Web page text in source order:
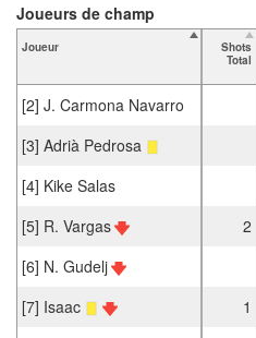
Joueur
Shots
Total
[2] J. Carmona Navarro
[3] Adrià Pedrosa
[4] Kike Salas
[5] R. Vargas
2
[6] N. Gudelj
[7] Isaac
1
Joueurs de champ